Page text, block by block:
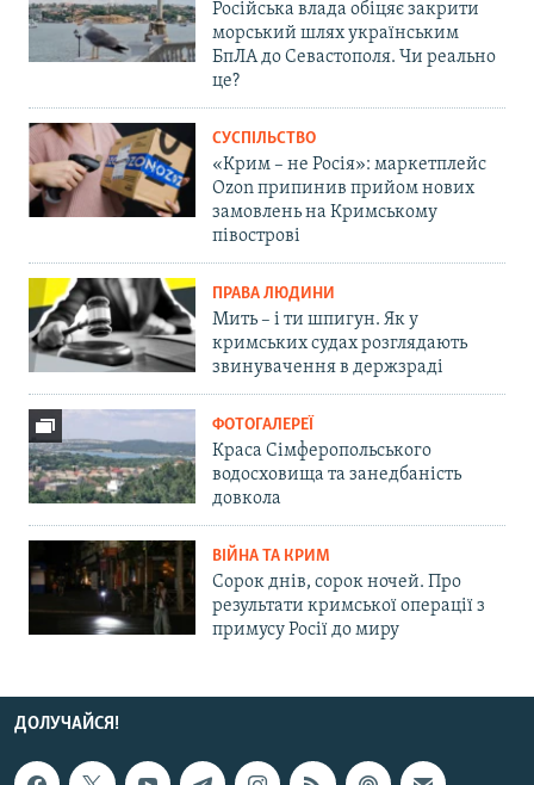
Російська влада обіцяє закрити
морський шлях українським
БпЛА до Севастополя. Чи реально
це?
СУСПІЛЬСТВО
«Крим – не Росія»: маркетплейс
Ozon припинив прийом нових
замовлень на Кримському
півострові
ПРАВА ЛЮДИНИ
Мить – і ти шпигун. Як у
кримських судах розглядають
звинувачення в держзраді
ФОТОГАЛЕРЕЇ
Краса Сімферопольського
водосховища та занедбаність
довкола
ВІЙНА ТА КРИМ
Сорок днів, сорок ночей. Про
результати кримської операції з
примусу Росії до миру
ДОЛУЧАЙСЯ!